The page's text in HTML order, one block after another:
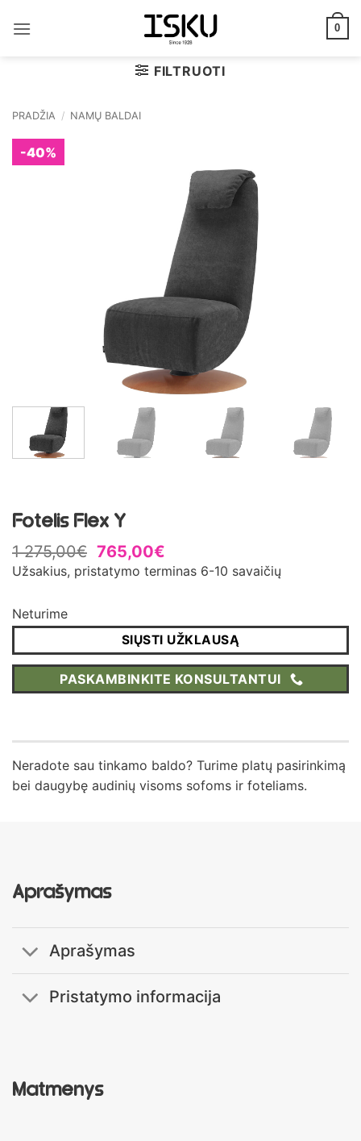
0
FILTRUOTI
PRADŽIA / NAMŲ BALDAI
-40%
Fotelis Flex Y
1 275,00€ 765,00€
Užsakius, pristatymo terminas 6-10 savaičių
Neturime
SIŲSTI UŽKLAUSĄ
PASKAMBINKITE KONSULTANTUI
Neradote sau tinkamo baldo? Turime platų pasirinkimą
bei daugybę audinių visoms sofoms ir foteliams.
Matmenys
Aprašymas
Aprašymas
Pristatymo informacija